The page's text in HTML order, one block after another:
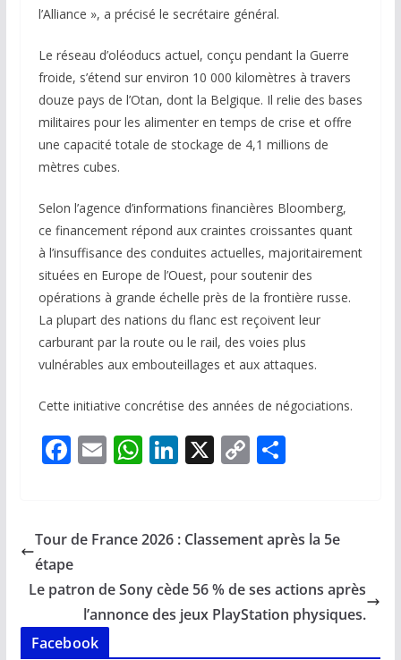
l’Alliance », a précisé le secrétaire général.
Le réseau d’oléoducs actuel, conçu pendant la Guerre
froide, s’étend sur environ 10 000 kilomètres à travers
douze pays de l’Otan, dont la Belgique. Il relie des bases
militaires pour les alimenter en temps de crise et offre
une capacité totale de stockage de 4,1 millions de
mètres cubes.
Selon l’agence d’informations financières Bloomberg,
ce financement répond aux craintes croissantes quant
à l’insuffisance des conduites actuelles, majoritairement
situées en Europe de l’Ouest, pour soutenir des
opérations à grande échelle près de la frontière russe.
La plupart des nations du flanc est reçoivent leur
carburant par la route ou le rail, des voies plus
vulnérables aux embouteillages et aux attaques.
Cette initiative concrétise des années de négociations.
F
b
o
o
k
E
l
W
s
p
p
Li
e
n
X C
y
n
k
P
g
Tour de France 2026 : Classement après la 5e
étape
Le patron de Sony cède 56 % de ses actions après
l’annonce des jeux PlayStation physiques.
Facebook